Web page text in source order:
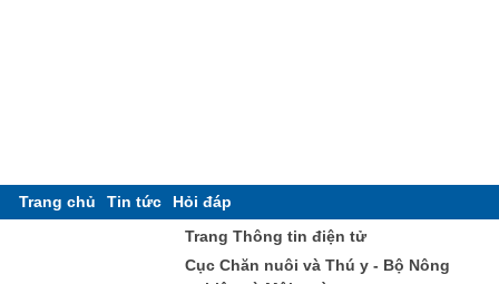
Trang chủ Tin tức
Hỏi đáp
Trang Thông tin điện tử
Cục Chăn nuôi và Thú y - Bộ Nông